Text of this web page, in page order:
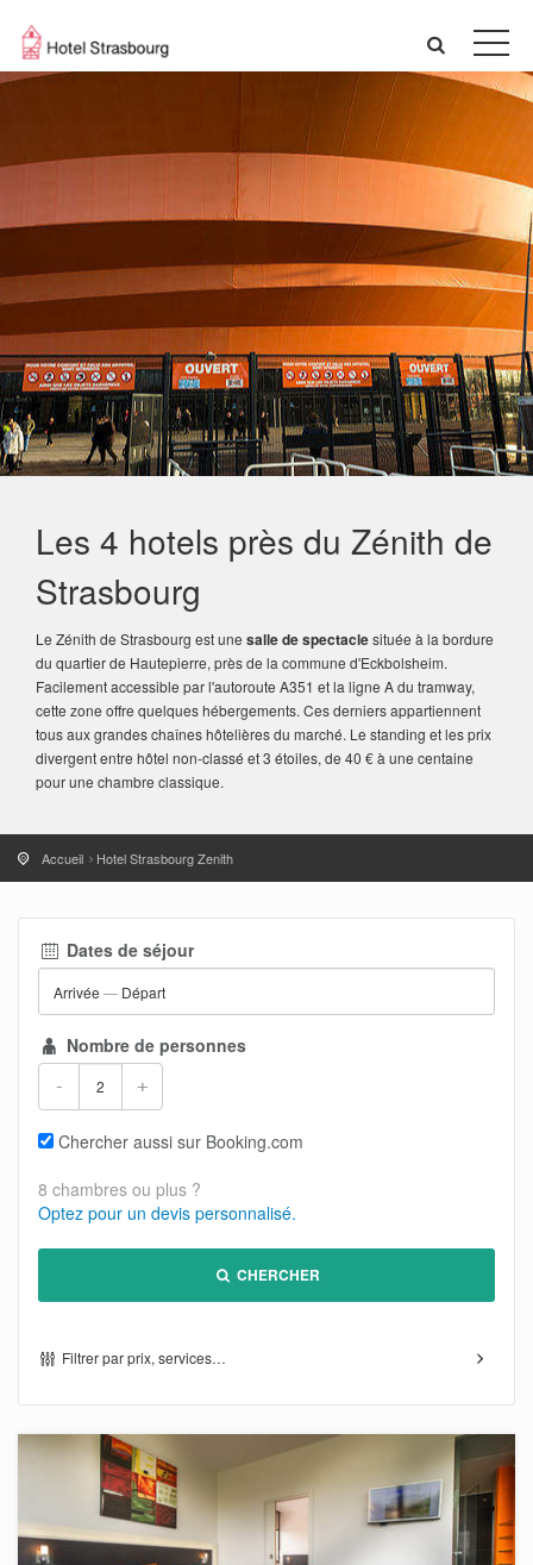
Les 4 hotels près du Zénith de
Strasbourg
Le Zénith de Strasbourg est une salle de spectaclesituée à la bordure
du quartier de Hautepierre, près de la commune d'Eckbolsheim.
Facilement accessible par l'autoroute A351 et la ligne A du tramway,
cette zone offre quelques hébergements. Ces derniers appartiennent
tous aux grandes chaînes hôtelières du marché. Le standing et les prix
divergent entre hôtel non-classé et 3 étoiles, de 40 € à une centaine
pour une chambre classique.
Accueil Hotel Strasbourg Zenith
Dates de séjour
Arrivée — Départ
Nombre de personnes
- +
Chercher aussi sur Booking.com
8 chambres ou plus ?
Optez pour un devis personnalisé.
CHERCHER
Filtrer par prix, services…